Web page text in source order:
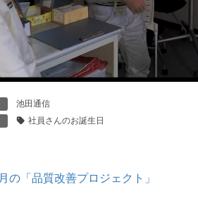
池田通信
社員さんのお誕生日
の「品質改善プロジェクト」